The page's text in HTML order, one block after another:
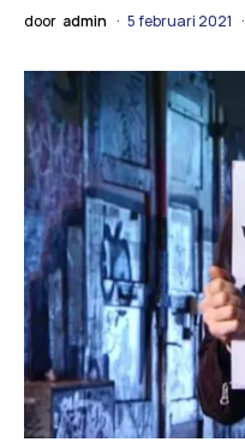
door admin 5 februari 2021